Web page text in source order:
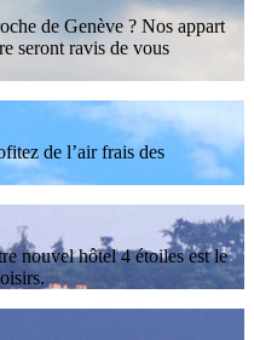
de Genève ? Nos appart
seront ravis de vous
de l’air frais des
nouvel hôtel 4 étoiles est le